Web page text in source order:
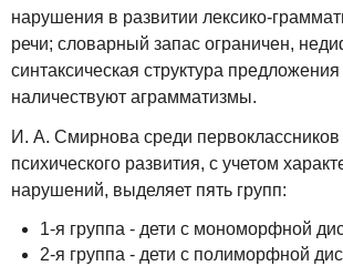
нарушения в развитии лексико-
речи; словарный запас ограничен,
синтаксическая структура
наличествуют аграмматизмы.
И. А. Смирнова среди первоклассников
психического развития, с учетом
нарушений, выделяет пять групп:
1-я группа - дети с мономорфной
2-я группа - дети с полиморфной